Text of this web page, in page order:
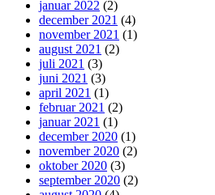
januar 2022 (2)
december 2021 (4)
november 2021 (1)
august 2021 (2)
juli 2021 (3)
juni 2021 (3)
april 2021 (1)
februar 2021 (2)
januar 2021 (1)
december 2020 (1)
november 2020 (2)
oktober 2020 (3)
september 2020 (2)